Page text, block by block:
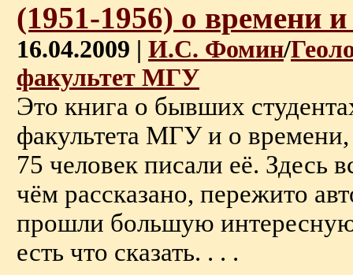
(1951-1956) о времени и
16.04.2009 | И.С. Фомин/
факультет МГУ
Это книга о бывших
факультета МГУ и о
75 человек писали её. Здесь
чём рассказано, пережито
прошли большую
есть что сказать. . . .